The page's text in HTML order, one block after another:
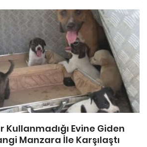
Kullanmadığı Evine Giden
Manzara İle Karşılaştı